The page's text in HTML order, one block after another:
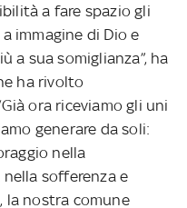
a fare spazio gli
immagine di Dio e
a sua somiglianza”, ha
ha rivolto
ora riceviamo gli uni
generare da soli:
nella
sofferenza e
la nostra comune